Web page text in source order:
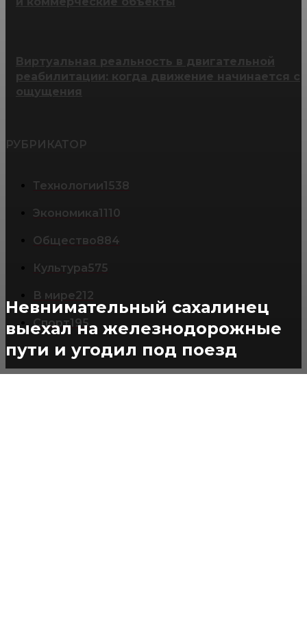
Невнимательный сахалинец
выехал на железнодорожные
пути и угодил под поезд
Виртуальная реальность в двигательной
реабилитации: когда движение начинается с
ощущения
РУБРИКАТОР
Технологии1538
Экономика1110
Общество884
Культура575
В мире212
Спорт195